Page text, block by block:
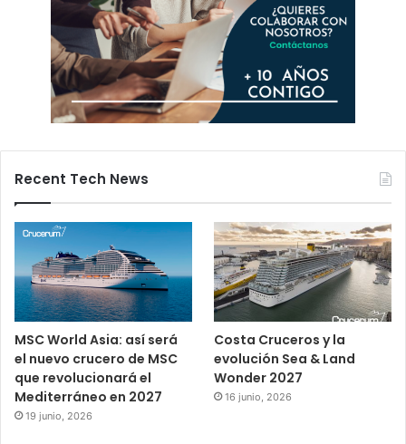
Recent Tech News
MSC World Asia: así será
el nuevo crucero de MSC
que revolucionará el
Mediterráneo en 2027
19 junio, 2026
Costa Cruceros y la
evolución Sea & Land
Wonder 2027
16 junio, 2026